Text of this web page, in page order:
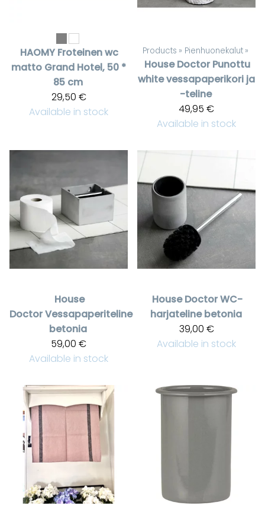
HAOMY Froteinen wc
matto Grand Hotel, 50 *
85 cm
29,50 €
Available in stock
Products ‪» Pienhuonekalut ‪»
House Doctor Punottu
white vessapaperikori ja
-teline
49,95 €
Available in stock
House
DoctorVessapaperiteline
betonia
59,00 €
Available in stock
House DoctorWC-
harjateline betonia
39,00 €
Available in stock